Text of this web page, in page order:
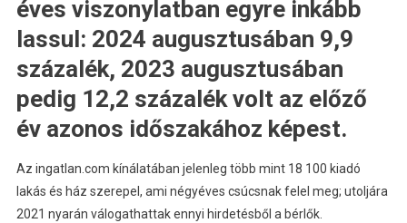
éves viszonylatban egyre inkább
lassul: 2024 augusztusában 9,9
százalék, 2023 augusztusában
pedig 12,2 százalék volt az előző
év azonos időszakához képest.
Az ingatlan.com kínálatában jelenleg több mint 18 100 kiadó
lakás és ház szerepel, ami négyéves csúcsnak felel meg; utoljára
2021 nyarán válogathattak ennyi hirdetésből a bérlők.